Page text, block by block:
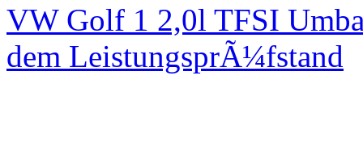
VW Golf 1 2,0l TFSI
dem LeistungsprÃ¼fstand